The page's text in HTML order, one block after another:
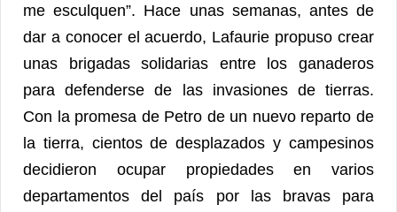
me esculquen”. Hace unas semanas, antes de
dar a conocer el acuerdo, Lafaurie propuso crear
unas brigadas solidarias entre los ganaderos
para defenderse de las invasiones de tierras.
Con la promesa de Petro de un nuevo reparto de
la tierra, cientos de desplazados y campesinos
decidieron ocupar propiedades en varios
departamentos del país por las bravas para